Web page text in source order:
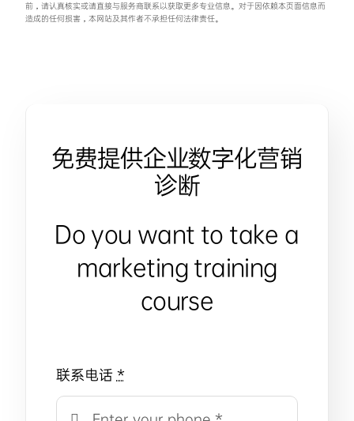
前，请认真核实或请直接与服务商联系以获取更多专业信息。对于因依赖本页面信息而
造成的任何损害，本网站及其作者不承担任何法律责任。
免费提供企业数字化营销
诊断
Do you want to take a
marketing training
course
联系电话*